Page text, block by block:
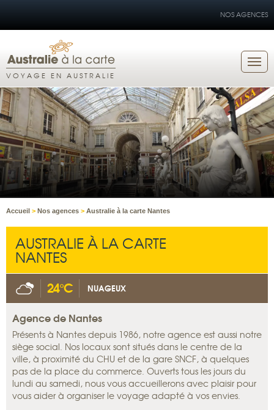
NOS AGENCES
VOYAGE EN AUSTRALIE
Accueil > Nos agences > Australie à la carte Nantes
AUSTRALIE À LA CARTE
NANTES
24°C NUAGEUX
Agence de Nantes
Présents à Nantes depuis 1986, notre agence est aussi notre
siège social. Nos locaux sont situés dans le centre de la
ville, à proximité du CHU et de la gare SNCF, à quelques
pas de la place du commerce. Ouverts tous les jours du
lundi au samedi, nous vous accueillerons avec plaisir pour
vous aider à organiser le voyage adapté à vos envies.